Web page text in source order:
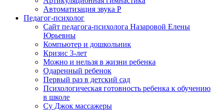
Автоматизация звука Р
Педагог-психолог
Сайт педагога-психолога Назаровой Елены
Юрьевны
Компьютер и дошкольник
Кризис 3-лет
Можно и нельзя в жизни ребенка
Одаренный ребенок
Первый раз в детский сад
Психологическая готовность ребенка к обучению
в школе
Су Джок массажеры